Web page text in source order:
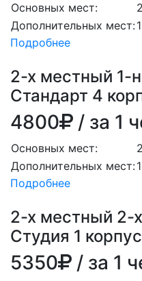
Основных мест:
2
Дополнительных мест:1
Подробнее
2-х местный 1-
Стандарт 4
4800 / за 1
Основных мест:
2
Дополнительных мест:1
Подробнее
2-х местный 2-
Студия 1 корпус
5350 / за 1